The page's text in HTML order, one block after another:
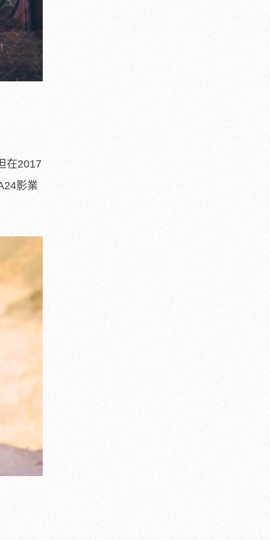
在2017
影業